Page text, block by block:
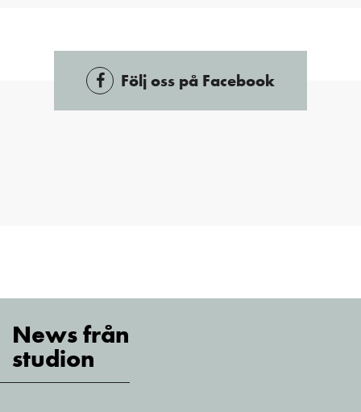
Följ oss på Facebook
News från
studion